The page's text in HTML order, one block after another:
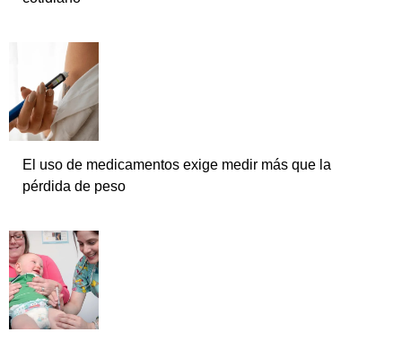
El uso de medicamentos exige medir más que la
pérdida de peso